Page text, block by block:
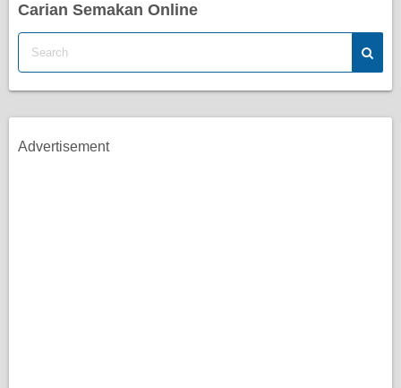
Carian Semakan Online
Advertisement